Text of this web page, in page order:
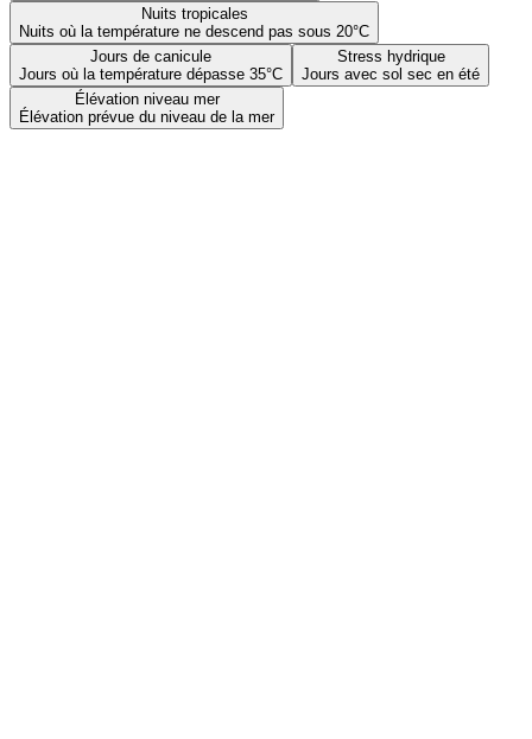
Nuits tropicales
Nuits où la température ne descend pas sous 20°C
Jours de canicule
Jours où la température dépasse 35°C
Stress hydrique
Jours avec sol sec en été
Élévation niveau mer
Élévation prévue du niveau de la mer